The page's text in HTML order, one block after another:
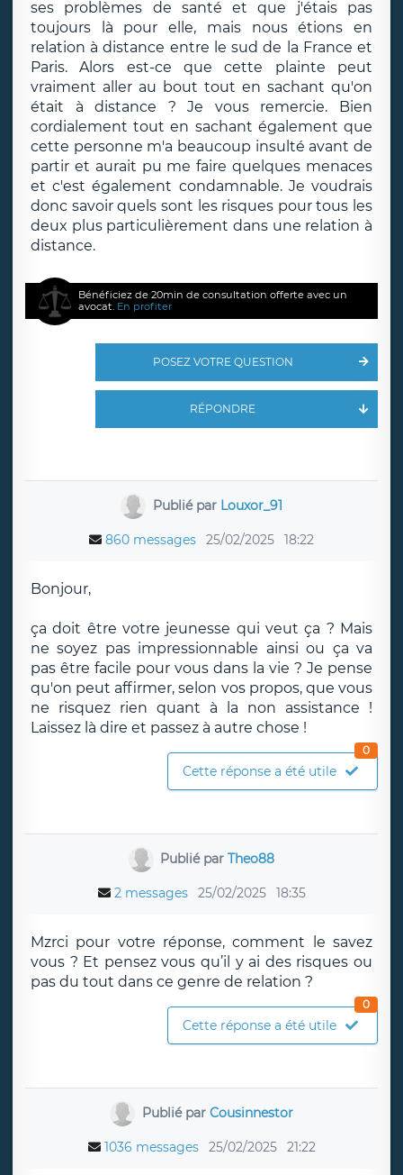
ses problèmes de santé et que j'étais pas
toujours là pour elle, mais nous étions en
relation à distance entre le sud de la France et
Paris. Alors est-ce que cette plainte peut
vraiment aller au bout tout en sachant qu'on
était à distance ? Je vous remercie. Bien
cordialement tout en sachant également que
cette personne m'a beaucoup insulté avant de
partir et aurait pu me faire quelques menaces
et c'est également condamnable. Je voudrais
donc savoir quels sont les risques pour tous les
deux plus particulièrement dans une relation à
distance.
Bénéficiez de 20min de consultation offerte avec un
avocat. En profiter
POSEZ VOTRE QUESTION
RÉPONDRE
Publié par Louxor_91
860 messages 25/02/2025 18:22
Bonjour,
ça doit être votre jeunesse qui veut ça ? Mais
ne soyez pas impressionnable ainsi ou ça va
pas être facile pour vous dans la vie ? Je pense
qu'on peut affirmer, selon vos propos, que vous
ne risquez rien quant à la non assistance !
Laissez là dire et passez à autre chose !
Cette réponse a été utile
0
Publié parTheo88
2 messages 25/02/2025 18:35
Mzrci pour votre réponse, comment le savez
vous ? Et pensez vous qu’il y ai des risques ou
pas du tout dans ce genre de relation ?
Cette réponse a été utile
0
Publié par Cousinnestor
1036 messages 25/02/2025 21:22